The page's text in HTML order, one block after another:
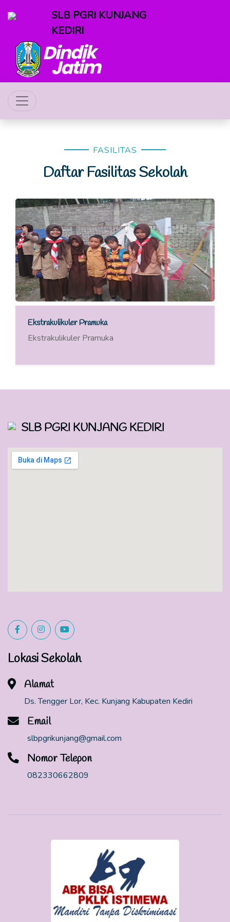
SLB PGRI KUNJANG
KEDIRI
FASILITAS
Daftar Fasilitas Sekolah
Ekstrakulikuler Pramuka
Ekstrakulikuler Pramuka
SLB PGRI KUNJANG KEDIRI
Lokasi Sekolah
Alamat
Ds. Tengger Lor, Kec. Kunjang Kabupaten Kediri
Email
slbpgrikunjang@gmail.com
Nomor Telepon
082330662809